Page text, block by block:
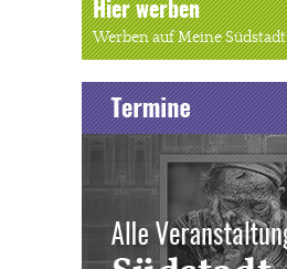
Hier werben
Werben auf Meine Südstadt